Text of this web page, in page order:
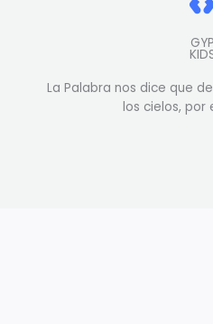
GYP
La Palabra nos dice que
los cielos, por